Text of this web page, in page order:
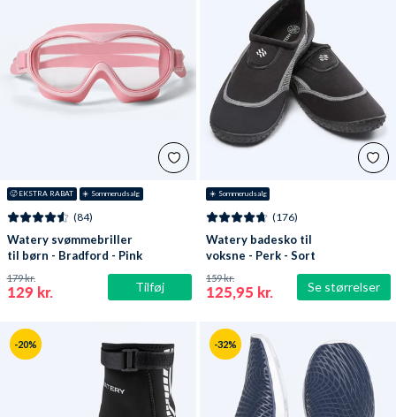
🥵 EKSTRA RABAT ☀️ Sommerudsalg
Tilføj
(84)
Watery svømmebriller
til børn - Bradford - Pink
129 kr.
179 kr.
☀️ Sommerudsalg
Se størrelser
(176)
Watery badesko til
voksne - Perk - Sort
125,95 kr.
159 kr.
-20% -32%